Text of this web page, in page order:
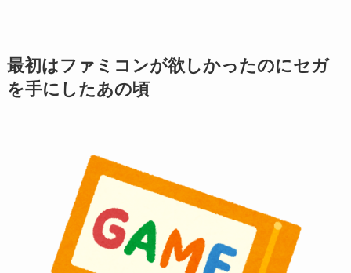
最初はファミコンが欲しかったのにセガ
を手にしたあの頃